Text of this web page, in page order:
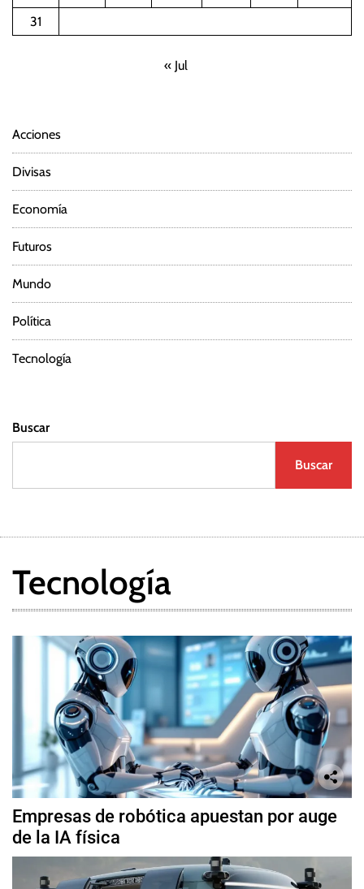
31
« Jul
Acciones
Divisas
Economía
Futuros
Mundo
Política
Tecnología
Buscar
Buscar
Tecnología
Empresas de robótica apuestan por auge
de la IA física